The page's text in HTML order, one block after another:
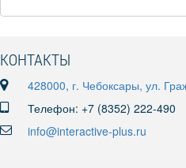
КОНТАКТЫ
428000, г. Чебоксары, ул.
Телефон: +7 (8352) 222-490
info@interactive-plus.ru